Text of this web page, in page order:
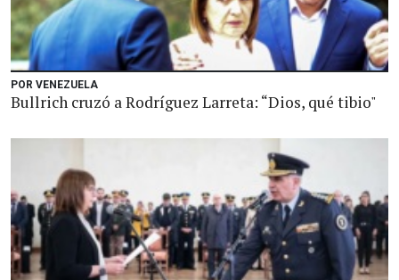
POR VENEZUELA
Bullrich cruzó a Rodríguez Larreta: “Dios, qué tibio"